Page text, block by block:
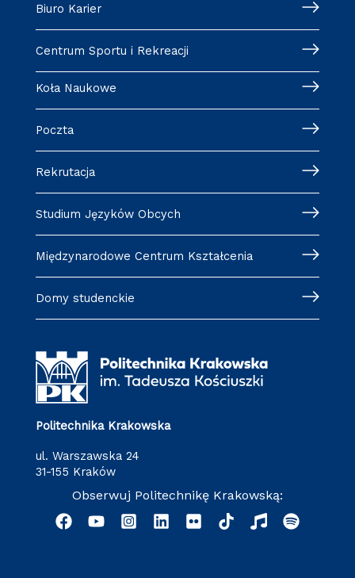
Biuro Karier
Centrum Sportu i Rekreacji
Koła Naukowe
Poczta
Rekrutacja
Studium Języków Obcych
Międzynarodowe Centrum Kształcenia
Domy studenckie
Politechnika Krakowska
ul. Warszawska 24
31-155 Kraków
Obserwuj Politechnikę Krakowską: